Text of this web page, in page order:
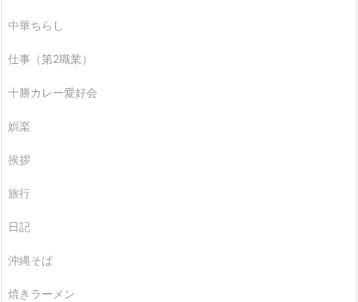
中華ちらし
仕事（第2職業）
十勝カレー愛好会
娯楽
挨拶
旅行
日記
沖縄そば
焼きラーメン